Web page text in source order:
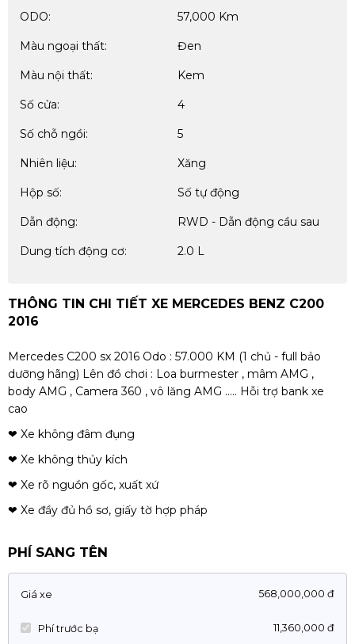
ODO: 57,000 Km
Màu ngoại thất: Đen
Màu nội thất: Kem
Số cửa: 4
Số chỗ ngồi: 5
Nhiên liệu: Xăng
Hộp số: Số tự động
Dẫn động: RWD - Dẫn động cầu sau
Dung tích động cơ: 2.0 L
THÔNG TIN CHI TIẾT XE MERCEDES BENZ C200
2016
Mercedes C200 sx 2016 Odo : 57.000 KM (1 chủ - full bảo
dưỡng hãng) Lên đồ chơi : Loa burmester , mâm AMG ,
body AMG , Camera 360 , vô lăng AMG ….. Hỗi trợ bank xe
cao
❤ Xe không đâm đụng
❤ Xe không thủy kích
❤ Xe rõ nguồn gốc, xuất xứ
❤ Xe đầy đủ hồ sơ, giấy tờ hợp pháp
PHÍ SANG TÊN
Giá xe 568,000,000 đ
Phí trước bạ 11,360,000 đ